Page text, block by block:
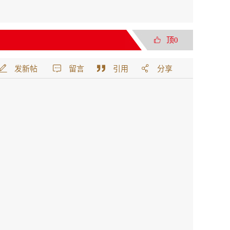
顶0
分享
引用
留言
发新帖